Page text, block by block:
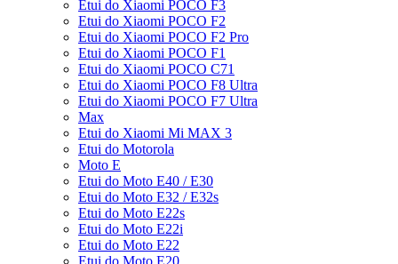
Etui do Xiaomi POCO F3
Etui do Xiaomi POCO F2
Etui do Xiaomi POCO F2 Pro
Etui do Xiaomi POCO F1
Etui do Xiaomi POCO C71
Etui do Xiaomi POCO F8 Ultra
Etui do Xiaomi POCO F7 Ultra
Max
Etui do Xiaomi Mi MAX 3
Etui do Motorola
Moto E
Etui do Moto E40 / E30
Etui do Moto E32 / E32s
Etui do Moto E22s
Etui do Moto E22i
Etui do Moto E22
Etui do Moto E20